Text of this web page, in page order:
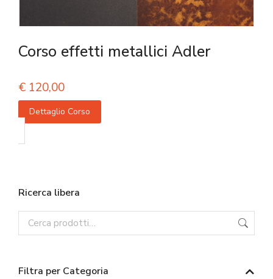
Corso effetti metallici Adler
€ 120,00
Dettaglio Corso
Ricerca libera
Filtra per Categoria